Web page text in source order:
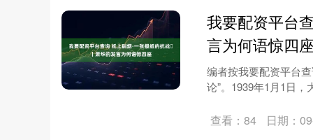
我要配资平台
言为何语惊四
编者按我要配资平台
论”。1939年1月1日
查看：84 日期：